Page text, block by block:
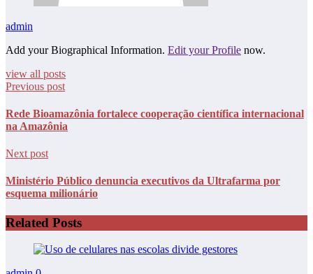
admin
Add your Biographical Information. Edit your Profile now.
view all posts
Previous post
Rede Bioamazônia fortalece cooperação científica internacional
na Amazônia
Next post
Ministério Público denuncia executivos da Ultrafarma por
esquema milionário
Related Posts